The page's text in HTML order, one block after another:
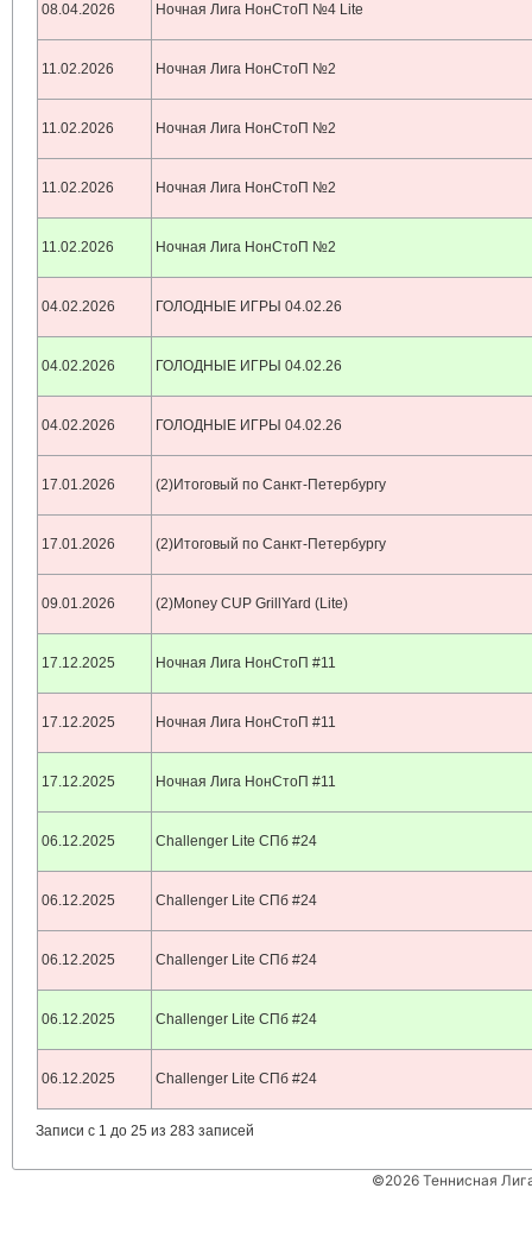
08.04.2026 Ночная Лига НонСтоП №4 Lite
11.02.2026 Ночная Лига НонСтоП №2
11.02.2026 Ночная Лига НонСтоП №2
11.02.2026 Ночная Лига НонСтоП №2
11.02.2026 Ночная Лига НонСтоП №2
04.02.2026 ГОЛОДНЫЕ ИГРЫ 04.02.26
04.02.2026 ГОЛОДНЫЕ ИГРЫ 04.02.26
04.02.2026 ГОЛОДНЫЕ ИГРЫ 04.02.26
17.01.2026 (2)Итоговый по Санкт-Петербургу
17.01.2026 (2)Итоговый по Санкт-Петербургу
09.01.2026 (2)Money CUP GrillYard (Lite)
17.12.2025 Ночная Лига НонСтоП #11
17.12.2025 Ночная Лига НонСтоП #11
17.12.2025 Ночная Лига НонСтоП #11
06.12.2025 Challenger Lite СПб #24
06.12.2025 Challenger Lite СПб #24
06.12.2025 Challenger Lite СПб #24
06.12.2025 Challenger Lite СПб #24
06.12.2025 Challenger Lite СПб #24
Записи с 1 до 25 из 283 записей
©2026 Теннисная